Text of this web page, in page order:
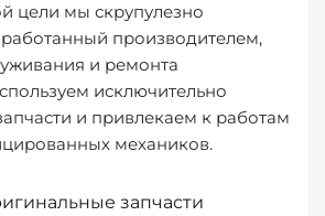
цели мы скрупулезно
производителем,
и ремонта
исключительно
и привлекаем к работам
механиков.
запчасти